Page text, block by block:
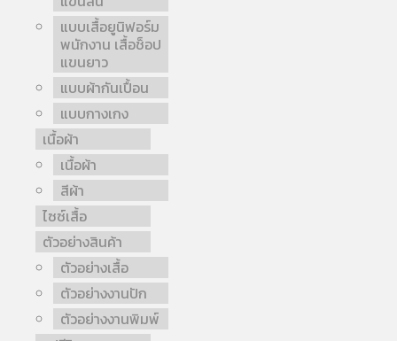
แบบเสื้อยูนิฟอร์ม
พนักงาน เสื้อช็อป
แขนยาว
แบบผ้ากันเปื้อน
แบบกางเกง
เนื้อผ้า
เนื้อผ้า
สีผ้า
ไซซ์เสื้อ
ตัวอย่างสินค้า
ตัวอย่างเสื้อ
ตัวอย่างงานปัก
ตัวอย่างงานพิมพ์